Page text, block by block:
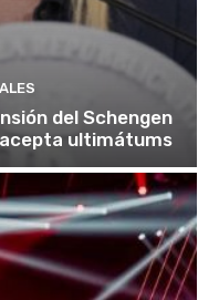
del Schengen
acepta ultimátums